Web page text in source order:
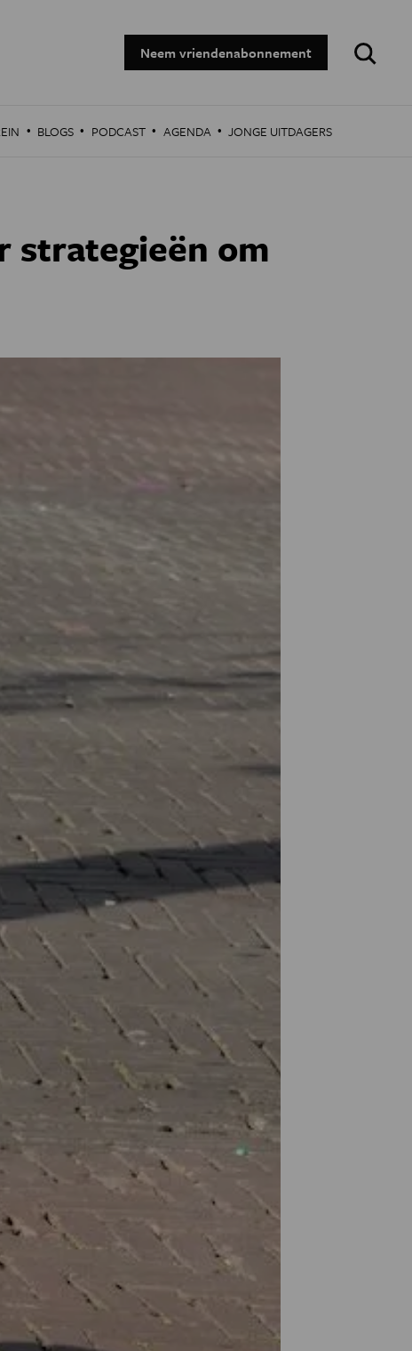
Neem vriendenabonnement
Zoeken:
· BLOGS · PODCAST · AGENDA · JONGE UITDAGERS
strategieën om